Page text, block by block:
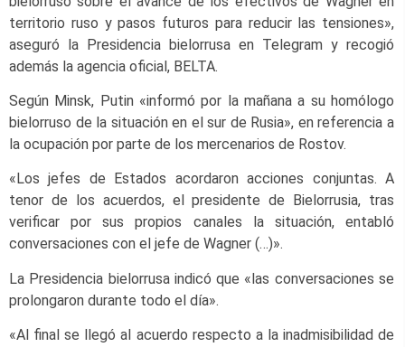
territorio ruso y pasos futuros para reducir las tensiones»,
aseguró la Presidencia bielorrusa en Telegram y recogió
además la agencia oficial, BELTA.
Según Minsk, Putin «informó por la mañana a su homólogo
bielorruso de la situación en el sur de Rusia», en referencia a
la ocupación por parte de los mercenarios de Rostov.
«Los jefes de Estados acordaron acciones conjuntas. A
tenor de los acuerdos, el presidente de Bielorrusia, tras
verificar por sus propios canales la situación, entabló
conversaciones con el jefe de Wagner (…)».
La Presidencia bielorrusa indicó que «las conversaciones se
prolongaron durante todo el día».
«Al final se llegó al acuerdo respecto a la inadmisibilidad de